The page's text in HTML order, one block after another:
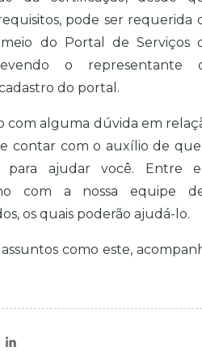
pode ser requerida
do Portal de Serviços
o representante
do portal.
com alguma dúvida em
contar com o auxílio de
para ajudar você. Entre
com a nossa equipe
os quais poderão ajudá-lo.
como este,